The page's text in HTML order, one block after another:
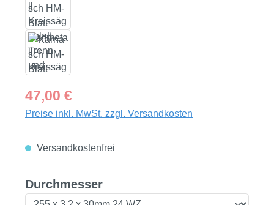
Regulärer Preis:
47,00 €
Preise inkl. MwSt. zzgl. Versandkosten
Versandkostenfrei
Durchmesserauswählen